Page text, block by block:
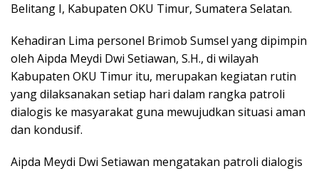
Belitang I, Kabupaten OKU Timur, Sumatera Selatan.
Kehadiran Lima personel Brimob Sumsel yang dipimpin
oleh Aipda Meydi Dwi Setiawan, S.H., di wilayah
Kabupaten OKU Timur itu, merupakan kegiatan rutin
yang dilaksanakan setiap hari dalam rangka patroli
dialogis ke masyarakat guna mewujudkan situasi aman
dan kondusif.
Aipda Meydi Dwi Setiawan mengatakan patroli dialogis